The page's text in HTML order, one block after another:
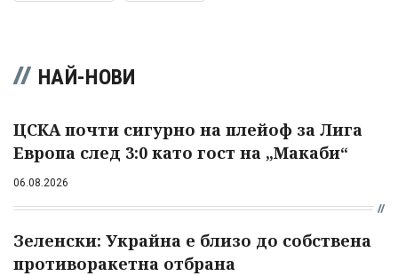
НАЙ-НОВИ
ЦСКА почти сигурно на плейоф за Лига
Европа след 3:0 като гост на „Макаби“
06.08.2026
Зеленски: Украйна е близо до собствена
противоракетна отбрана